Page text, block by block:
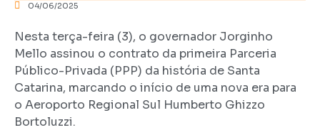
04/06/2025
Nesta terça-feira (3), o governador Jorginho
Mello assinou o contrato da primeira Parceria
Público-Privada (PPP) da história de Santa
Catarina, marcando o início de uma nova era para
o Aeroporto Regional Sul Humberto Ghizzo
Bortoluzzi.